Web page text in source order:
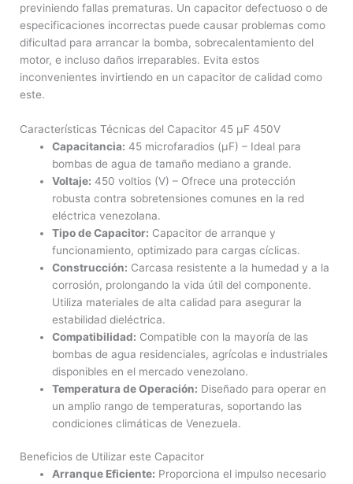
previniendo fallas prematuras. Un capacitor defectuoso o de
especificaciones incorrectas puede causar problemas como
dificultad para arrancar la bomba, sobrecalentamiento del
motor, e incluso daños irreparables. Evita estos
inconvenientes invirtiendo en un capacitor de calidad como
este.
Características Técnicas del Capacitor 45 µF 450V
Capacitancia: 45 microfaradios (µF) – Ideal para
bombas de agua de tamaño mediano a grande.
Voltaje: 450 voltios (V) – Ofrece una protección
robusta contra sobretensiones comunes en la red
eléctrica venezolana.
Tipo de Capacitor: Capacitor de arranque y
funcionamiento, optimizado para cargas cíclicas.
Construcción: Carcasa resistente a la humedad y a la
corrosión, prolongando la vida útil del componente.
Utiliza materiales de alta calidad para asegurar la
estabilidad dieléctrica.
Compatibilidad: Compatible con la mayoría de las
bombas de agua residenciales, agrícolas e industriales
disponibles en el mercado venezolano.
Temperatura de Operación: Diseñado para operar en
un amplio rango de temperaturas, soportando las
condiciones climáticas de Venezuela.
Beneficios de Utilizar este Capacitor
Arranque Eficiente: Proporciona el impulso necesario